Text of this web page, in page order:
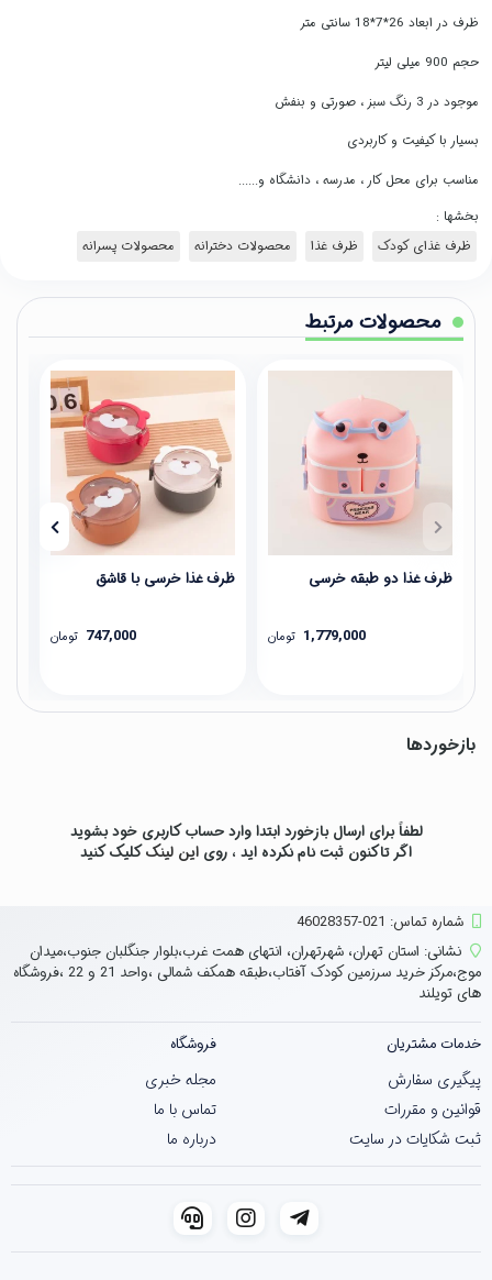
ظرف در ابعاد 26*7*18 سانتی متر
حجم 900 میلی لیتر
موجود در 3 رنگ سبز ، صورتی و بنفش
بسیار با کیفیت و کاربردی
مناسب برای محل کار ، مدرسه ، دانشگاه و......
بخشها :
ظرف غذای کودک
ظرف غذا محصولات دخترانه محصولات پسرانه
محصولات مرتبط
ظرف غذا دو طبقه خرسی
1,779,000 تومان
ظرف غذا خرسی با قاشق
747,000 تومان
بازخوردها
لطفاً برای ارسال بازخورد ابتدا وارد حساب کاربری خود بشوید
اگر تاکنون ثبت نام نکرده اید ، روی این لینککلیک کنید
شماره تماس‌: 021-46028357
نشانی: استان تهران، شهرتهران، انتهای همت غرب،بلوار جنگلبان جنوب،میدان
موج،مرکز خرید سرزمین کودک آفتاب،طبقه همکف شمالی ،واحد 21 و 22 ،فروشگاه
های تویلند
خدمات مشتریان
پیگیری سفارش
قوانین و مقررات
ثبت شکایات در سایت
فروشگاه
مجله خبری
تماس با ما
درباره ما